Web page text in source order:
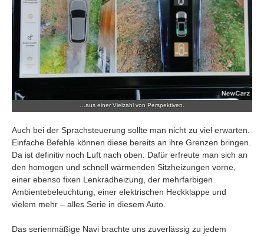
…aus einer Vielzahl von Perspektiven.
Auch bei der Sprachsteuerung sollte man nicht zu viel erwarten.
Einfache Befehle können diese bereits an ihre Grenzen bringen.
Da ist definitiv noch Luft nach oben. Dafür erfreute man sich an
den homogen und schnell wärmenden Sitzheizungen vorne,
einer ebenso fixen Lenkradheizung, der mehrfarbigen
Ambientebeleuchtung, einer elektrischen Heckklappe und
vielem mehr – alles Serie in diesem Auto.
Das serienmäßige Navi brachte uns zuverlässig zu jedem